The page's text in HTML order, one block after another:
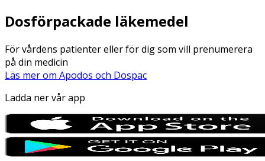
Dosförpackade läkemedel
För vårdens patienter eller för dig som vill prenumerera
på din medicin
Läs mer om Apodos och Dospac
Ladda ner vår app